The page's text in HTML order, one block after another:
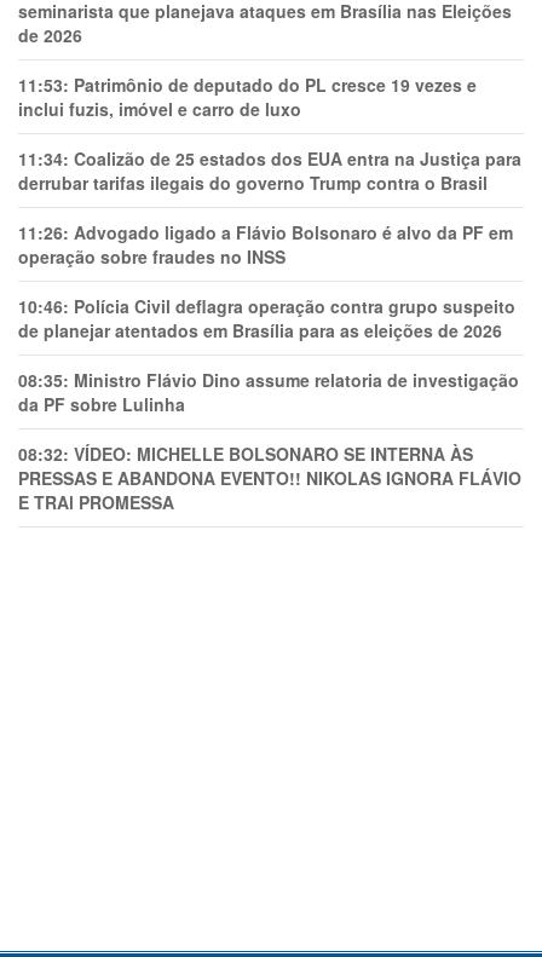
seminarista que planejava ataques em Brasília nas Eleições
de 2026
11:53: Patrimônio de deputado do PL cresce 19 vezes e
inclui fuzis, imóvel e carro de luxo
11:34: Coalizão de 25 estados dos EUA entra na Justiça para
derrubar tarifas ilegais do governo Trump contra o Brasil
11:26: Advogado ligado a Flávio Bolsonaro é alvo da PF em
operação sobre fraudes no INSS
10:46: Polícia Civil deflagra operação contra grupo suspeito
de planejar atentados em Brasília para as eleições de 2026
08:35: Ministro Flávio Dino assume relatoria de investigação
da PF sobre Lulinha
08:32: VÍDEO: MICHELLE BOLSONARO SE INTERNA ÀS
PRESSAS E ABANDONA EVENTO!! NIKOLAS IGNORA FLÁVIO
E TRAl PROMESSA